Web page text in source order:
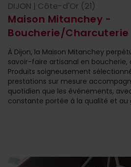
Maison Mitanchey -
Boucherie/Charcuterie
DIJON | Côte-d'Or (21)
À Dijon, la Maison Mitanchey
savoir-faire artisanal en
Produits soigneusement
prestations sur mesure
quotidien que les événements,
constante portée à la qualité et au